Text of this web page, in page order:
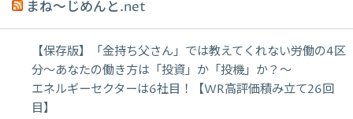
まね～じめんと.net
【保存版】「金持ち父さん」では教えてくれない労働の4区
分〜あなたの働き方は「投資」か「投機」か？〜
エネルギーセクターは6社目！【WR高評価積み立て26回
目】